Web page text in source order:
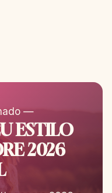
—
ESTILO
2026